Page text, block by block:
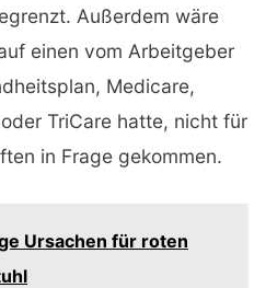
Außerdem wäre
einen vom Arbeitgeber
Medicare,
TriCare hatte, nicht für
in Frage gekommen.
Ursachen für roten